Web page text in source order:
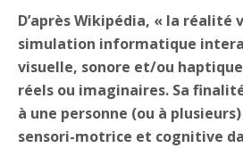
D’après Wikipédia, « la réalité
simulation informatique
visuelle, sonore et/ou
réels ou imaginaires. Sa
à une personne (ou à
sensori-motrice et cognitive